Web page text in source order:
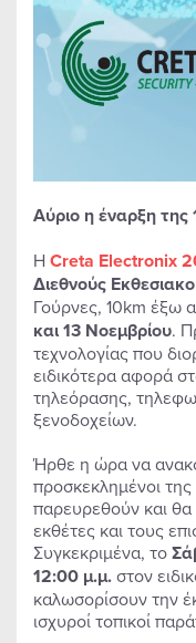
Αύριο η έναρξη
ΗCreta Electronix
Διεθνούς
Γούρνες, 10km έξω
και 13 Νοεμβρίου.
τεχνολογίας που
ειδικότερα αφορά
τηλεόρασης,
ξενοδοχείων.
Ήρθε η ώρα να
προσκεκλημένοι
παρευρεθούν και
εκθέτες και τους
Συγκεκριμένα, το
12:00 μ.μ.στον
καλωσορίσουν την
ισχυροί τοπικοί